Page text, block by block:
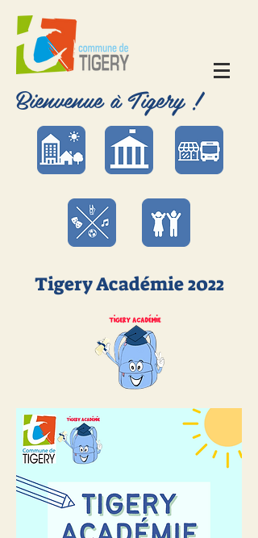
Bienvenue à Tigery !
Tigery Académie 2022